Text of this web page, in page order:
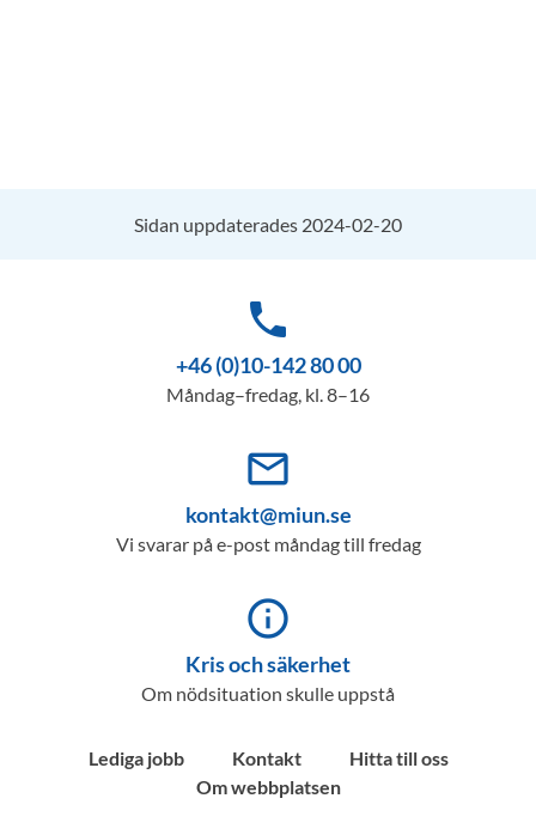
Sidan uppdaterades 2024-02-20
phone
+46 (0)10-142 80 00
Måndag–fredag, kl. 8–16
mail_outline
kontakt@miun.se
Vi svarar på e-post måndag till fredag
info_outline
Kris och säkerhet
Om nödsituation skulle uppstå
Lediga jobb Kontakt
Hitta till oss
Om webbplatsen